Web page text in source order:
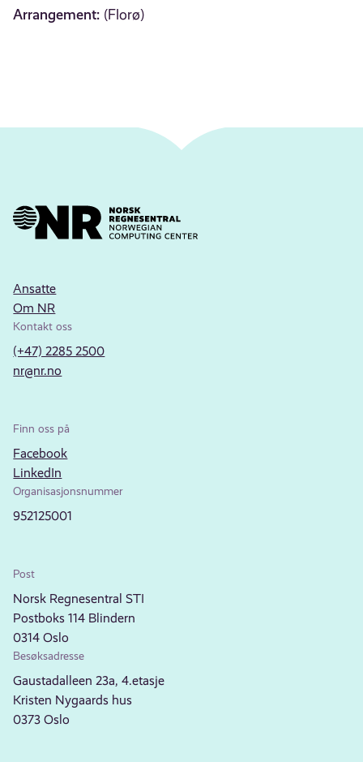
Arrangement: (Florø)
Ansatte
Om NR
Kontakt oss
(+47) 2285 2500
nr@nr.no
Finn oss på
Facebook
LinkedIn
Organisasjonsnummer
952125001
Post
Norsk Regnesentral STI
Postboks 114 Blindern
0314 Oslo
Besøksadresse
Gaustadalleen 23a, 4.etasje
Kristen Nygaards hus
0373 Oslo